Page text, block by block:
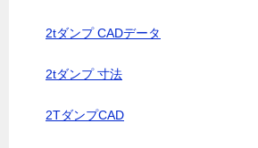
2tダンプ CADデータ
2tダンプ 寸法
2TダンプCAD